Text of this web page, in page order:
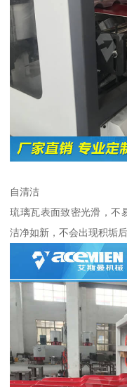
自清洁
琉璃瓦表面致密光滑，不
洁净如新，不会出现积垢